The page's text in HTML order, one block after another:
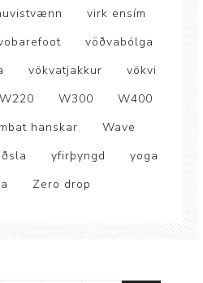
virk ensím
vöðvabólga
vökvatjakkur
vökvi
W220 W300
W400
hanskar
Wave
yfirþyngd
yoga
Zero drop